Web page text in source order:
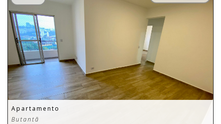
Apartamento
Butantã